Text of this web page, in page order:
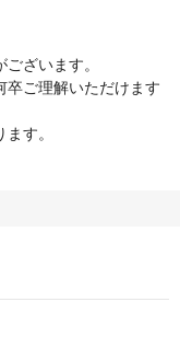
ざいます。
卒ご理解いただけます
す。